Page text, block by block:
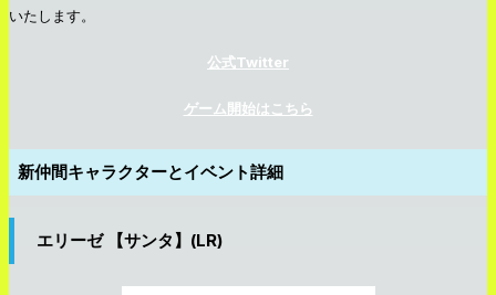
いたします。
公式Twitter
ゲーム開始はこちら
新仲間キャラクターとイベント詳細
エリーゼ 【サンタ】(LR)